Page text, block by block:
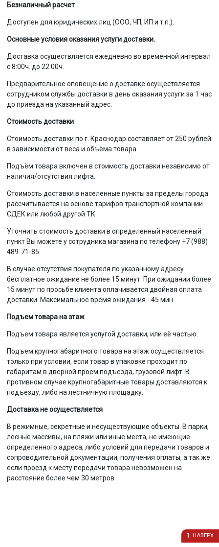
Безналичный расчет
Доступен для юридических лиц (ООО, ЧП, ИП и т.п.).
Основные условия оказания услуги доставки.
Доставка осуществляется ежедневно во временной интервал
с 8:00ч. до 22:00ч.
Предварительное оповещение о доставке осуществляется
сотрудником службы доставки в день оказания услуги за 1 час
до приезда на указанный адрес.
Стоимость доставки
Стоимость доставки по г. Краснодар составляет от 250 рублей
в зависимости от веса и объёма товара.
Подъём товара включен в стоимость доставки независимо от
наличия/отсутствия лифта.
Стоимость доставки в населенные пункты за пределы города
рассчитывается на основе тарифов транспортной компании
СДЕК или любой другой ТК.
Уточнить стоимость доставки в определенный населенный
пункт Вы можете у сотрудника магазина по телефону +7 (988)
489-71-85.
В случае отсутствия покупателя по указанному адресу
бесплатное ожидание не более 15 минут. При ожидании более
15 минут по просьбе клиента оплачивается двойная оплата
доставки. Максимальное время ожидания - 45 мин.
Подъем товара на этаж
Подъем товара является услугой доставки, или её частью.
Подъем крупногабаритного товара на этаж осуществляется
только при условии, если товар в упаковке проходит по
габаритам в дверной проем подъезда, грузовой лифт. В
противном случае крупногабаритные товары доставляются к
подъезду, либо на лестничную площадку.
Доставка не осуществляется
В режимные, секретные и несуществующие объекты. В парки,
лесные массивы, на пляжи или иные места, не имеющие
определенного адреса, либо условий для передачи товаров и
сопроводительной документации, получения оплаты, а так же
если проезд к месту передачи товара невозможен на
расстояние более чем 30 метров.
НАВЕРХ